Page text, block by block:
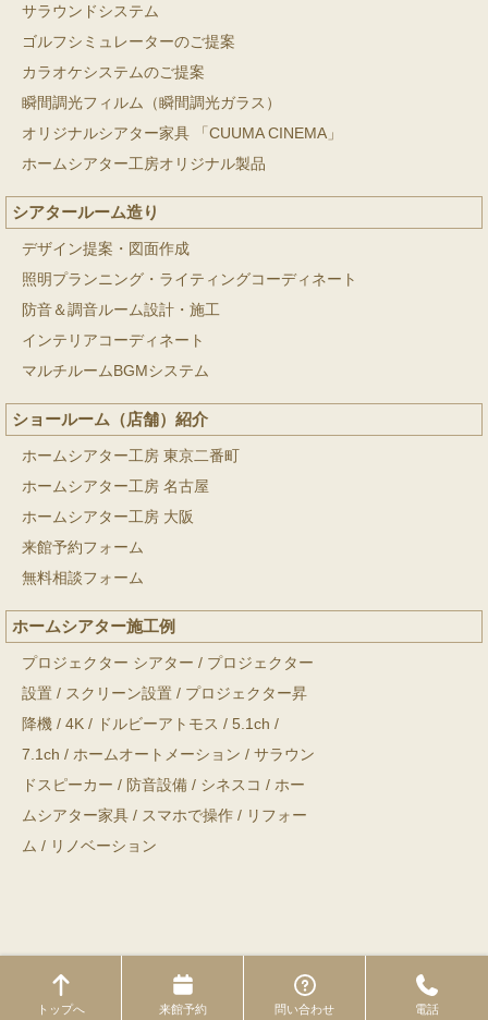
サラウンドシステム
ゴルフシミュレーターのご提案
カラオケシステムのご提案
瞬間調光フィルム（瞬間調光ガラス）
オリジナルシアター家具 「CUUMA CINEMA」
ホームシアター工房オリジナル製品
シアタールーム造り
デザイン提案・図面作成
照明プランニング・ライティングコーディネート
防音＆調音ルーム設計・施工
インテリアコーディネート
マルチルームBGMシステム
ショールーム（店舗）紹介
ホームシアター工房 東京二番町
ホームシアター工房 名古屋
ホームシアター工房 大阪
来館予約フォーム
無料相談フォーム
ホームシアター施工例
プロジェクター シアター / プロジェクター
設置 / スクリーン設置 / プロジェクター昇
降機 / 4K / ドルビーアトモス / 5.1ch /
7.1ch / ホームオートメーション / サラウン
ドスピーカー / 防音設備 / シネスコ / ホー
ムシアター家具 / スマホで操作 / リフォー
ム / リノベーション
Copyright © ホームシアター工房 All Rights Reserved.
トップへ 来館予約 問い合わせ 電話